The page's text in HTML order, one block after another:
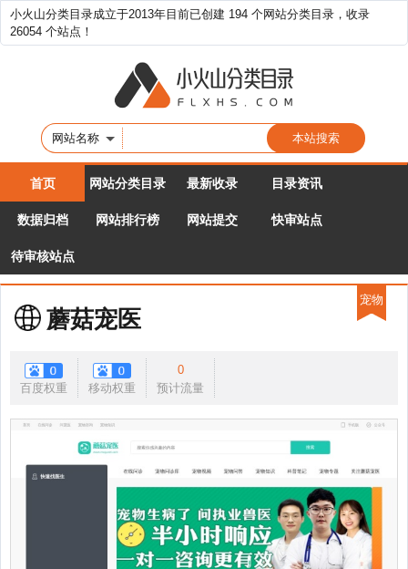
小火山分类目录成立于2013年目前已创建 194 个网站分类目录，收录
26054 个站点！
网站名称
首页 网站分类目录 最新收录 目录资讯
数据归档 网站排行榜 网站提交 快审站点
待审核站点
蘑菇宠医
百度权重 移动权重
0
预计流量
宠物